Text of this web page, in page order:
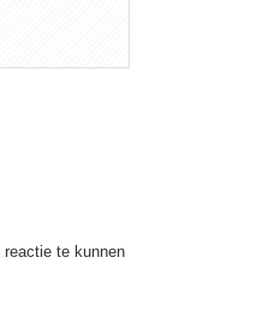
reactie te kunnen